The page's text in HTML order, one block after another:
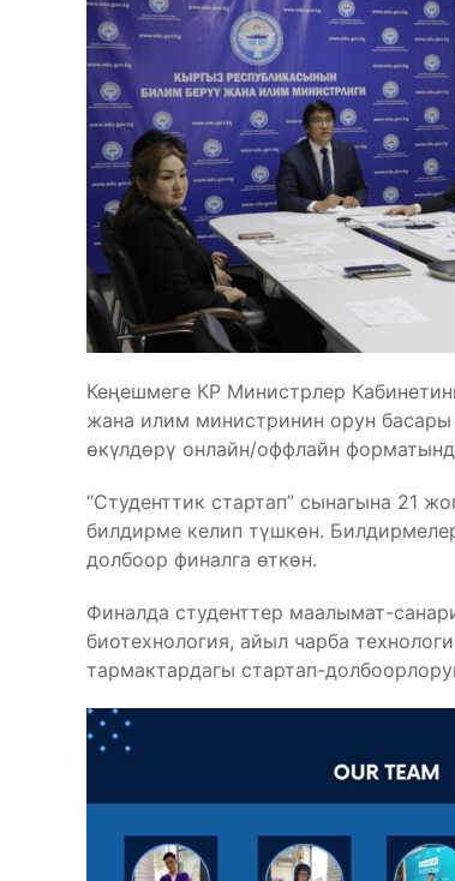
Кеңешмеге КР Министрлер
жана илим министринин орун
өкүлдөрү онлайн/оффлайн
“Студенттик стартап” сынагына 21
билдирме келип түшкөн.
долбоор финалга өткөн.
Финалда студенттер маалымат-
биотехнология, айыл чарба
тармактардагы стартап-